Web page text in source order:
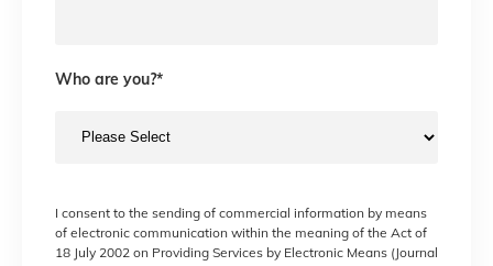
Who are you?*
I consent to the sending of commercial information by means
of electronic communication within the meaning of the Act of
18 July 2002 on Providing Services by Electronic Means (Journal